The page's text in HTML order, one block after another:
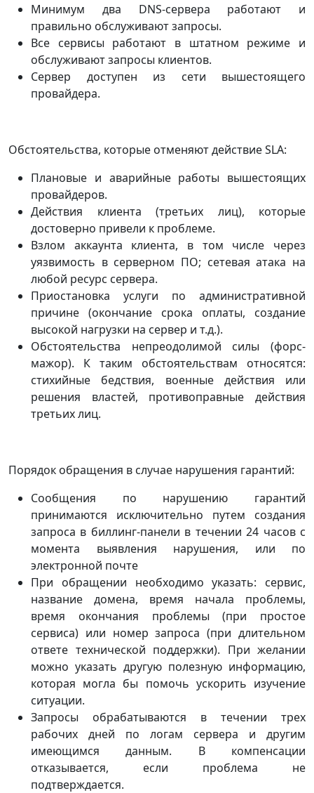
Минимум два DNS-сервера работают и
правильно обслуживают запросы.
Все сервисы работают в штатном режиме и
обслуживают запросы клиентов.
Сервер доступен из сети вышестоящего
провайдера.
Обстоятельства, которые отменяют действие SLA:
Плановые и аварийные работы вышестоящих
провайдеров.
Действия клиента (третьих лиц), которые
достоверно привели к проблеме.
Взлом аккаунта клиента, в том числе через
уязвимость в серверном ПО; сетевая атака на
любой ресурс сервера.
Приостановка услуги по административной
причине (окончание срока оплаты, создание
высокой нагрузки на сервер и т.д.).
Обстоятельства непреодолимой силы (форс-
мажор). К таким обстоятельствам относятся:
стихийные бедствия, военные действия или
решения властей, противоправные действия
третьих лиц.
Порядок обращения в случае нарушения гарантий:
Сообщения по нарушению гарантий
принимаются исключительно путем создания
запроса в биллинг-панели в течении 24 часов с
момента выявления нарушения, или по
электронной почте
При обращении необходимо указать: сервис,
название домена, время начала проблемы,
время окончания проблемы (при простое
сервиса) или номер запроса (при длительном
ответе технической поддержки). При желании
можно указать другую полезную информацию,
которая могла бы помочь ускорить изучение
ситуации.
Запросы обрабатываются в течении трех
рабочих дней по логам сервера и другим
имеющимся данным. В компенсации
отказывается, если проблема не
подтверждается.